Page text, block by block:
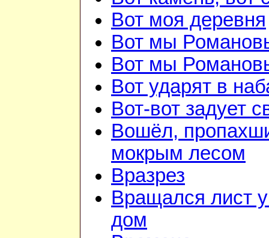
Вот моя деревня
Вот мы
Вот мы
Вот ударят в
Вот-вот задует
Вошёл,
мокрым лесом
Вразрез
Вращался лист
дом